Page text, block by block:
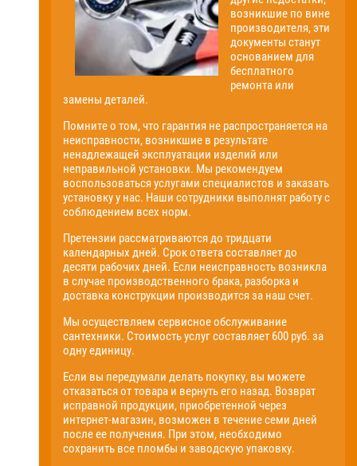
возникшие по вине
производителя, эти
документы станут
основанием для
бесплатного
ремонта или
замены деталей.
Помните о том, что гарантия не распространяется на
неисправности, возникшие в результате
ненадлежащей эксплуатации изделий или
неправильной установки. Мы рекомендуем
воспользоваться услугами специалистов и заказать
установку у нас. Наши сотрудники выполнят работу с
соблюдением всех норм.
Претензии рассматриваются до тридцати
календарных дней. Срок ответа составляет до
десяти рабочих дней. Если неисправность возникла
в случае производственного брака, разборка и
доставка конструкции производится за наш счет.
Мы осуществляем сервисное обслуживание
сантехники. Стоимость услуг составляет 600 руб. за
одну единицу.
Если вы передумали делать покупку, вы можете
отказаться от товара и вернуть его назад. Возврат
исправной продукции, приобретенной через
интернет-магазин, возможен в течение семи дней
после ее получения. При этом, необходимо
сохранить все пломбы и заводскую упаковку.